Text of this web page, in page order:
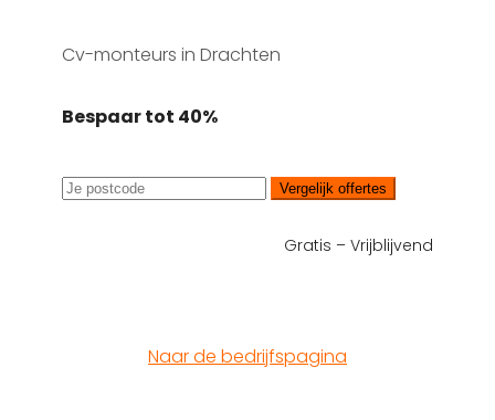
Cv-monteurs in Drachten
Bespaar tot 40%
Vergelijk offertes
Gratis – Vrijblijvend
Naar de bedrijfspagina